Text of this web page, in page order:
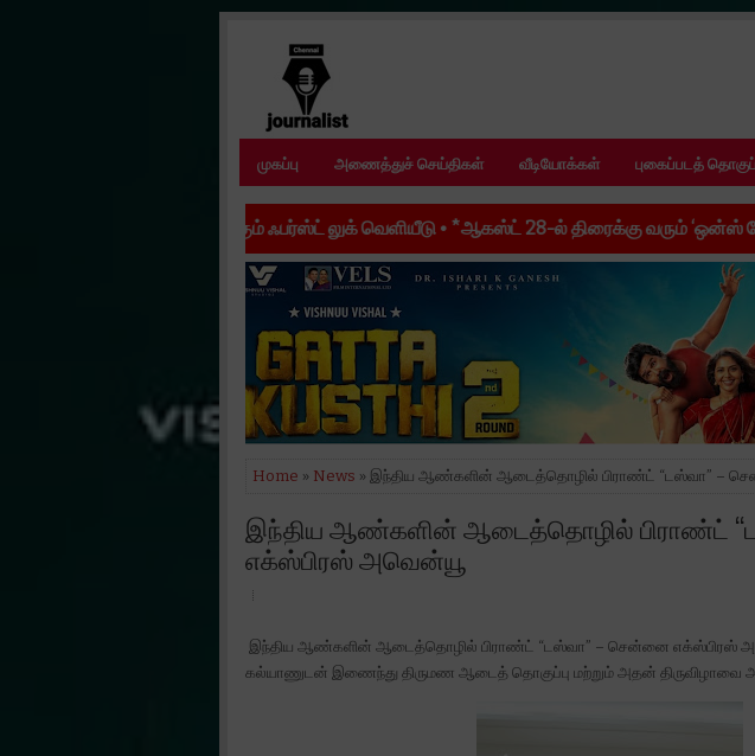
முகப்பு அணைத்துச் செய்திகள் வீடியோக்கள் புகைப்படத்
*ஆகஸ்ட் 28-ல் திரைக்கு வரும் ‘ஒன்ஸ் மோர்’ – அதிகாரப்பூர்வ ரிலீஸ்
Home » News » இந்திய ஆண்களின் ஆடைத்தொழில் பிராண்ட் “டஸ்வா” –
இந்திய ஆண்களின் ஆடைத்தொழில் பிராண்ட்
எக்ஸ்பிரஸ் அவென்யூ
இந்திய ஆண்களின் ஆடைத்தொழில் பிராண்ட் “டஸ்வா” – சென்னை எக்ஸ்பிரஸ்
கல்யாணுடன் இணைந்து திருமண ஆடைத் தொகுப்பு மற்றும் அதன் திருவிழாவை